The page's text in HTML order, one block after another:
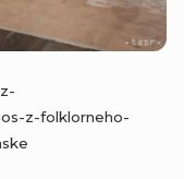
z-folklorneho-